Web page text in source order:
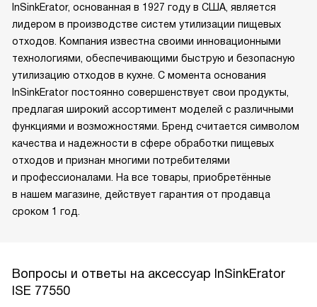
InSinkErator, основанная в 1927 году в США, является
лидером в производстве систем утилизации пищевых
отходов. Компания известна своими инновационными
технологиями, обеспечивающими быструю и безопасную
утилизацию отходов в кухне. С момента основания
InSinkErator постоянно совершенствует свои продукты,
предлагая широкий ассортимент моделей с различными
функциями и возможностями. Бренд считается символом
качества и надежности в сфере обработки пищевых
отходов и признан многими потребителями
и профессионалами. На все товары, приобретённые
в нашем магазине, действует гарантия от продавца
сроком 1 год.
Вопросы и ответы на аксессуар InSinkErator
ISE 77550